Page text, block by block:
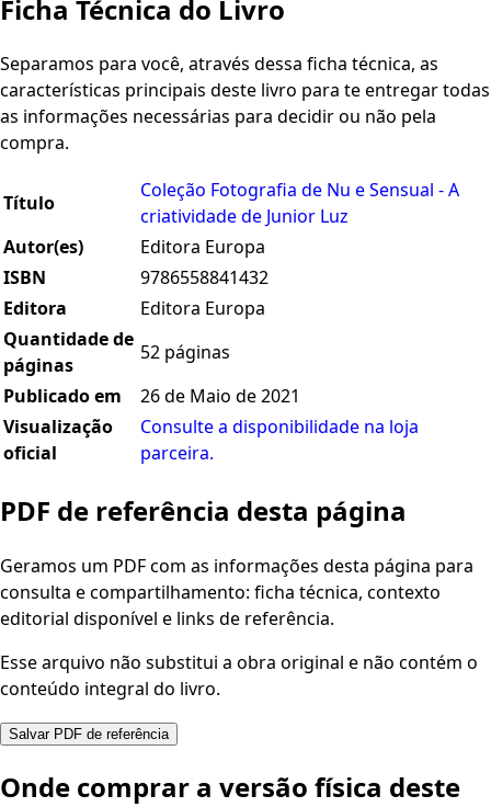
Ficha Técnica do Livro
Separamos para você, através dessa ficha técnica, as
características principais deste livro para te entregar todas
as informações necessárias para decidir ou não pela
compra.
Título
Coleção Fotografia de Nu e Sensual - A
criatividade de Junior Luz
Autor(es)
Editora Europa
ISBN
9786558841432
Editora
Editora Europa
Quantidade de
páginas
52 páginas
Publicado em
26 de Maio de 2021
Visualização
oficial
Consulte a disponibilidade na loja
parceira.
PDF de referência desta página
Geramos um PDF com as informações desta página para
consulta e compartilhamento: ficha técnica, contexto
editorial disponível e links de referência.
Esse arquivo não substitui a obra original e não contém o
conteúdo integral do livro.
Salvar PDF de referência
Onde comprar a versão física deste